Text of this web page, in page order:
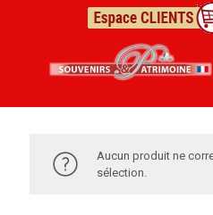
Aucun produit ne
sélection.